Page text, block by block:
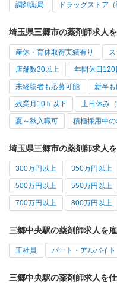
調剤薬局 ドラッグストア（
埼玉県三郷市の薬剤師求人
産休・育休取得実績有り
店舗数30以上 年間休日120
未経験者も応募可能 新卒
残業月10ｈ以下 土日休み
夏～秋入職可 積極採用中の
埼玉県三郷市の薬剤師求人
300万円以上 350万円以上
500万円以上 550万円以上
700万円以上 800万円以上
三郷中央駅の薬剤師求人を
正社員 パート・アルバイト
三郷中央駅の薬剤師求人を